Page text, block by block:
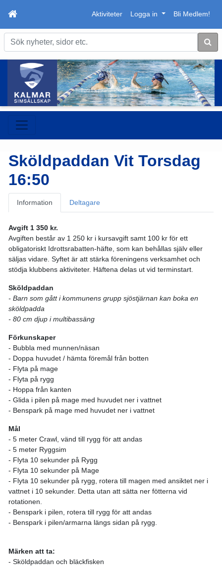
Aktiviteter Logga in Bli Medlem!
Sök
Sköldpaddan Vit Torsdag
16:50
Information Deltagare
Avgift 1 350 kr.
Avgiften består av 1 250 kr i kursavgift samt 100 kr för ett
obligatoriskt Idrottsrabatten-häfte, som kan behållas själv eller
säljas vidare. Syftet är att stärka föreningens verksamhet och
stödja klubbens aktiviteter. Häftena delas ut vid terminstart.
Sköldpaddan
- Barn som gått i kommunens grupp sjöstjärnan kan boka en
sköldpadda
- 80 cm djup i multibassäng
Förkunskaper
- Bubbla med munnen/näsan
- Doppa huvudet / hämta föremål från botten
- Flyta på mage
- Flyta på rygg
- Hoppa från kanten
- Glida i pilen på mage med huvudet ner i vattnet
- Benspark på mage med huvudet ner i vattnet
Mål
- 5 meter Crawl, vänd till rygg för att andas
- 5 meter Ryggsim
- Flyta 10 sekunder på Rygg
- Flyta 10 sekunder på Mage
- Flyta 10 sekunder på rygg, rotera till magen med ansiktet ner i
vattnet i 10 sekunder. Detta utan att sätta ner fötterna vid
rotationen.
- Benspark i pilen, rotera till rygg för att andas
- Benspark i pilen/armarna längs sidan på rygg.
Märken att ta:
- Sköldpaddan och bläckfisken